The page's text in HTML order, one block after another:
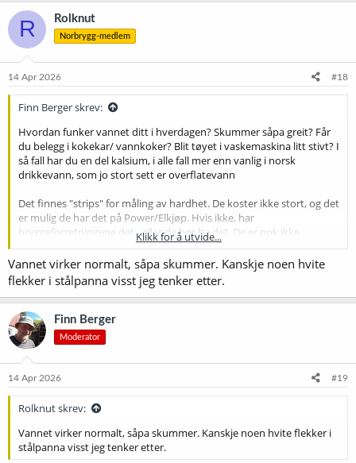
R Rolknut
Norbrygg-medlem
14 Apr 2026 #18
Finn Berger skrev:
Hvordan funker vannet ditt i hverdagen? Skummer såpa greit? Får
du belegg i kokekar/ vannkoker? Blit tøyet i vaskemaskina litt stivt? I
så fall har du en del kalsium, i alle fall mer enn vanlig i norsk
drikkevann, som jo stort sett er overflatevann
Det finnes "strips" for måling av hardhet. De koster ikke stort, og det
er mulig de har det på Power/Elkjøp. Hvis ikke, har
bryggeforretningene det - eller de bør ha det. De er nok ikke
supernøyaktige, men bør holde.
Hvis du har betalt for en vannanalyse, er det rart du ikke fikk dH
og/eller kalsium og karbonat, synes jeg. Det er faktisk sånt du
trenger å vite av praktiske grunner som ikke har noe med brygging
å gjøre. Du kan jo høre med dem om de har det, så du kan få det.
Klikk for å utvide...
Vannet virker normalt, såpa skummer. Kanskje noen hvite
flekker i stålpanna visst jeg tenker etter.
Finn Berger
Moderator
14 Apr 2026 #19
Rolknut skrev:
Vannet virker normalt, såpa skummer. Kanskje noen hvite flekker i
stålpanna visst jeg tenker etter.